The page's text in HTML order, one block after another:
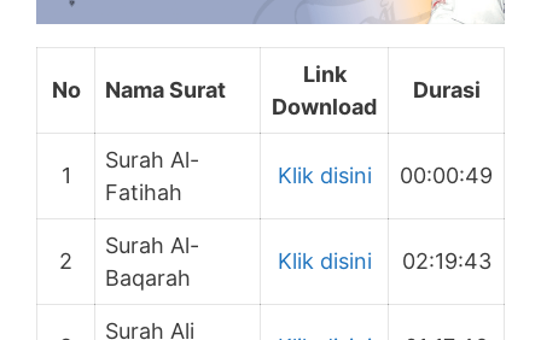
No Nama Surat
Link
Download
Durasi
1
Surah Al-
Fatihah
Klik disini 00:00:49
2
Surah Al-
Baqarah
Klik disini 02:19:43
Surah Ali